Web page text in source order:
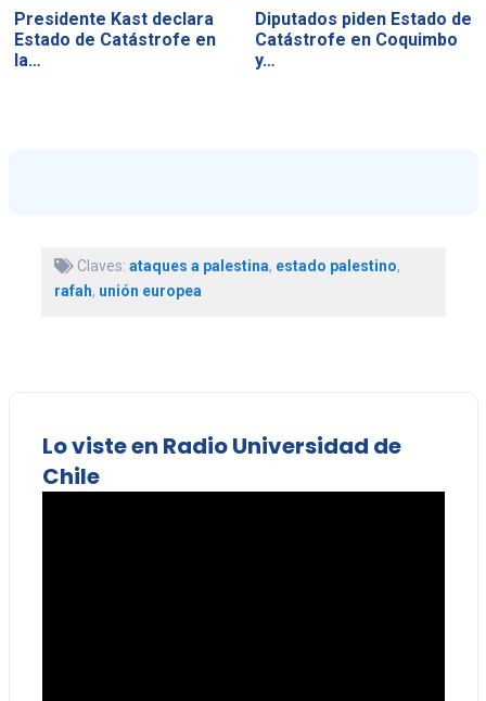
Presidente Kast declara
Estado de Catástrofe en
la…
Diputados piden Estado de
Catástrofe en Coquimbo
y…
Claves: ataques a palestina, estado palestino,
rafah, unión europea
Lo viste en Radio Universidad de
Chile